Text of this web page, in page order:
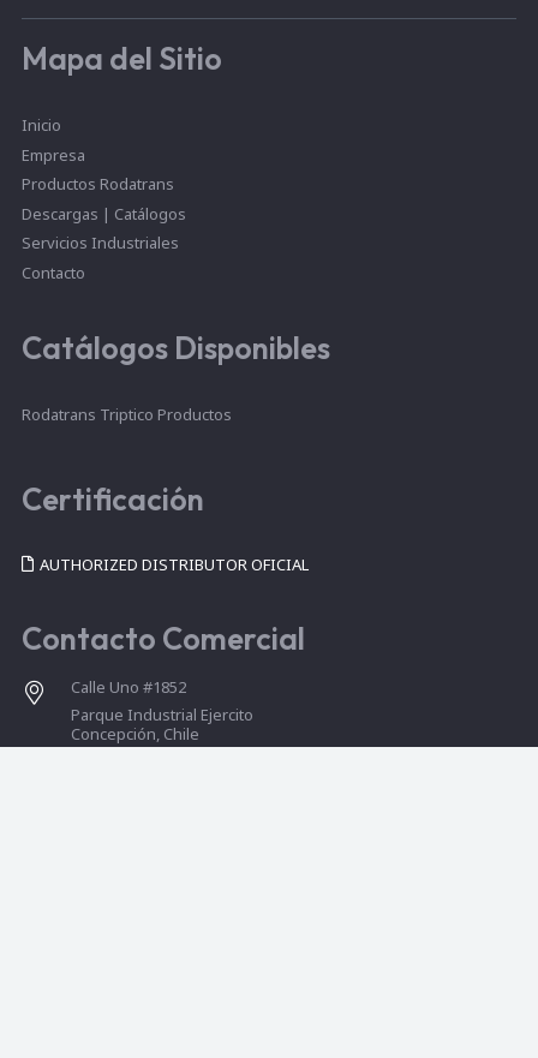
Mapa del Sitio
Inicio
Empresa
Productos Rodatrans
Descargas | Catálogos
Servicios Industriales
Contacto
Catálogos Disponibles
Rodatrans Triptico Productos
Certificación
AUTHORIZED DISTRIBUTOR OFICIAL
Contacto Comercial
Calle Uno #1852
Parque Industrial Ejercito
Concepción, Chile